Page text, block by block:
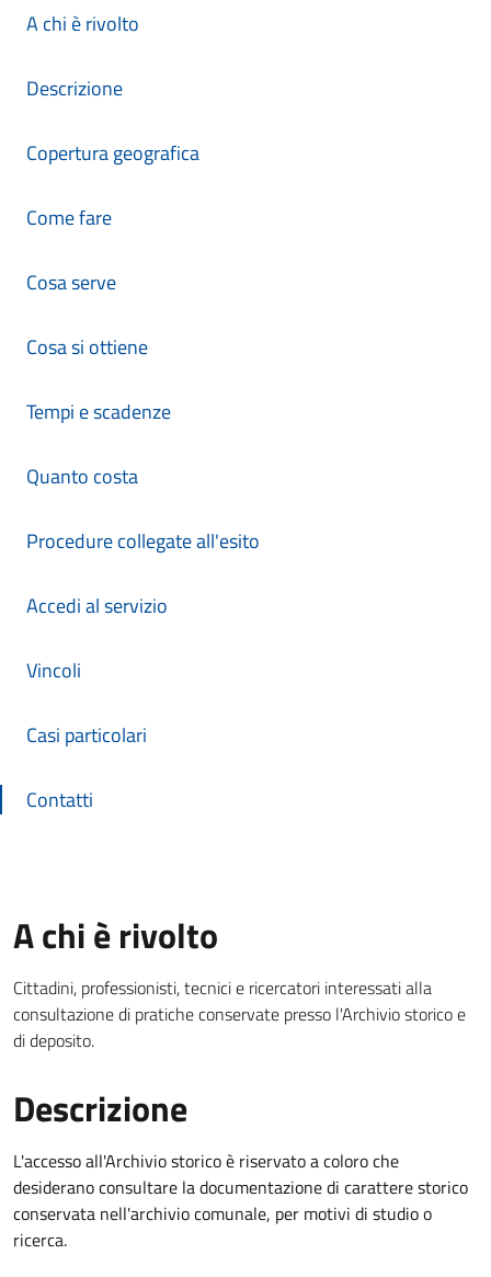
A chi è rivolto
Descrizione
Copertura geografica
Come fare
Cosa serve
Cosa si ottiene
Tempi e scadenze
Quanto costa
Procedure collegate all'esito
Accedi al servizio
Vincoli
Casi particolari
Contatti
A chi è rivolto
Cittadini, professionisti, tecnici e ricercatori interessati alla
consultazione di pratiche conservate presso l'Archivio storico e
di deposito.
Descrizione
L'accesso all'Archivio storico è riservato a coloro che
desiderano consultare la documentazione di carattere storico
conservata nell'archivio comunale, per motivi di studio o
ricerca.